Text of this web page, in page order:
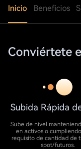
Inicio Beneficios
Conviértete
Subida Rápida
Sube de nivel
en activos o
requisito de cantidad de
spot/futuros.